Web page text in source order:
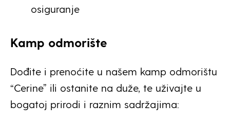
osiguranje
Kamp odmorište
Dođite i prenoćite u našem kamp odmorištu
“Cerine” ili ostanite na duže, te uživajte u
bogatoj prirodi i raznim sadržajima: